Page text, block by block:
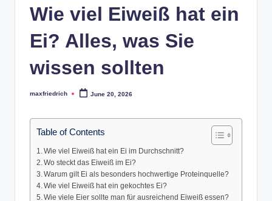
Wie viel Eiweiß hat ein
Ei? Alles, was Sie
wissen sollten
Posted
maxfriedrich June 20, 2026
Table of Contents
Wie viel Eiweiß hat ein Ei im Durchschnitt?
Wo steckt das Eiweiß im Ei?
Warum gilt Ei als besonders hochwertige Proteinquelle?
Wie viel Eiweiß hat ein gekochtes Ei?
Wie viele Eier sollte man für ausreichend Eiweiß essen?